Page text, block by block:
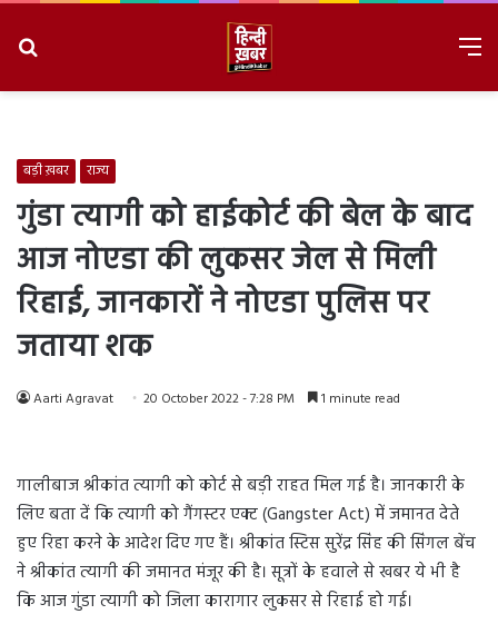
बड़ी ख़बर राज्य
गुंडा त्यागी को हाईकोर्ट की बेल के बाद
आज नोएडा की लुकसर जेल से मिली
रिहाई, जानकारों ने नोएडा पुलिस पर
जताया शक
Aarti Agravat 20 October 2022 - 7:28 PM 1 minute read
गालीबाज श्रीकांत त्यागी को कोर्ट से बड़ी राहत मिल गई है। जानकारी के
लिए बता दें कि त्यागी को गैंगस्टर एक्ट (Gangster Act) में जमानत देते
हुए रिहा करने के आदेश दिए गए हैं। श्रीकांत स्टिस सुरेंद्र सिंह की सिंगल बेंच
ने श्रीकांत त्यागी की जमानत मंजूर की है। सूत्रों के हवाले से खबर ये भी है
कि आज गुंडा त्यागी को जिला कारागार लुकसर से रिहाई हो गई।